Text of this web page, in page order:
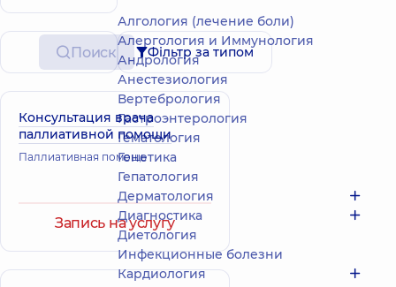
Поиск Фільтр за типом
Консультация врача
паллиативной помощи
Паллиативная помощь
Запись на услугу
Алгология (лечение боли)
Алергология и Иммунология
Андрология
Анестезиология
Вертебрология
Гастроэнтерология
Гематология
Генетика
Гепатология
Дерматология
Диагностика
Диетология
Инфекционные болезни
Кардиология